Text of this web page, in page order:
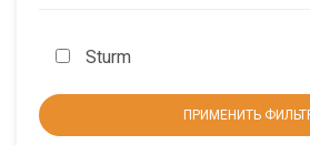
Sturm
ПРИМЕНИТЬ